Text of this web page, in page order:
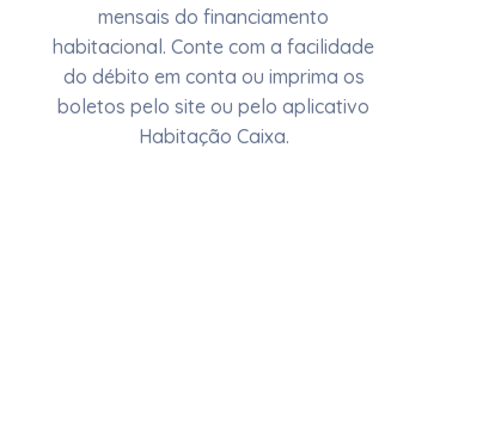
mensais do financiamento
habitacional. Conte com a facilidade
do débito em conta ou imprima os
boletos pelo site ou pelo aplicativo
Habitação Caixa.